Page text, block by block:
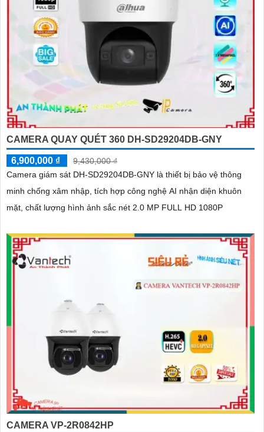
CAMERA QUAY QUÉT 360 DH-SD29204DB-GNY
6,900,000 ₫
9,430,000 ₫
Camera giám sát DH-SD29204DB-GNY là thiết bị bảo vệ thông
minh chống xâm nhập, tích hợp công nghệ AI nhận diện khuôn
mặt, chất lượng hình ảnh sắc nét 2.0 MP FULL HD 1080P
CAMERA VP-2R0842HP